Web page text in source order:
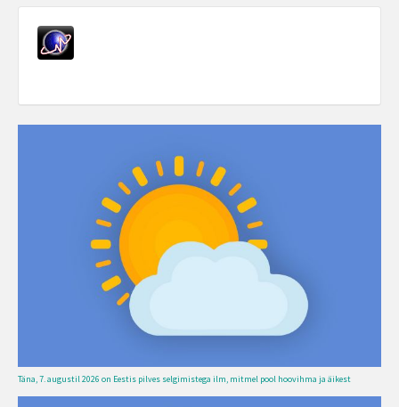
Täna, 7. augustil 2026 on Eestis pilves selgimistega ilm, mitmel pool hoovihma ja äikest